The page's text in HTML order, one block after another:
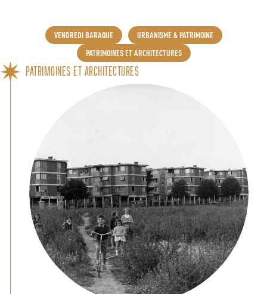
VENDREDI BARAQUE
URBANISME & PATRIMOINE
PATRIMOINES ET ARCHITECTURES
PATRIMOINES ET ARCHITECTURES